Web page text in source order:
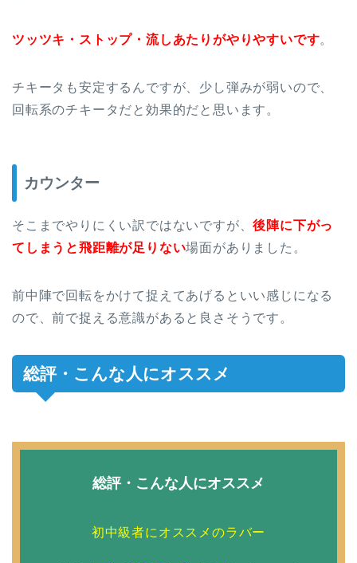
ツッツキ・ストップ・流しあたりがやりやすいです。
チキータも安定するんですが、少し弾みが弱いので、
回転系のチキータだと効果的だと思います。
カウンター
そこまでやりにくい訳ではないですが、後陣に下がっ
てしまうと飛距離が足りない場面がありました。
前中陣で回転をかけて捉えてあげるといい感じになる
ので、前で捉える意識があると良さそうです。
総評・こんな人にオススメ
総評・こんな人にオススメ
初中級者にオススメのラバー